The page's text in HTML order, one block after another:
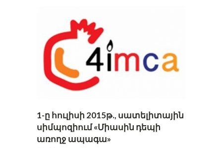
1-ը հուլիսի 2015թ., սատելիտային
սիմպոզիում «Միասին դեպի
առողջ ապագա»